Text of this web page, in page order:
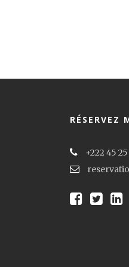
RÉSERVEZ
+222 45